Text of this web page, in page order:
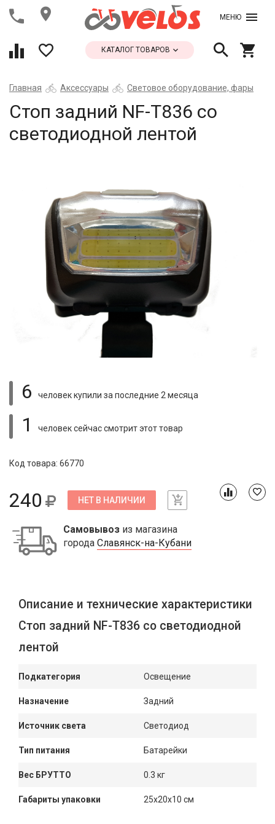
МЕНЮ
КАТАЛОГ ТОВАРОВ
Главная Аксессуары Световое оборудование, фары
Стоп задний NF-T836 cо
светодиодной лентой
6 человек купили за последние 2 месяца
1 человек сейчас смотритэтот товар
Код товара: 66770
240 НЕТ В НАЛИЧИИ
Самовывоз из магазина
города Славянск-на-Кубани
Описание и технические характеристики
Стоп задний NF-T836 cо светодиодной
лентой
Подкатегория Освещение
Назначение Задний
Источник света Светодиод
Тип питания Батарейки
Вес БРУТТО 0.3 кг
Габариты упаковки 25x20x10 см